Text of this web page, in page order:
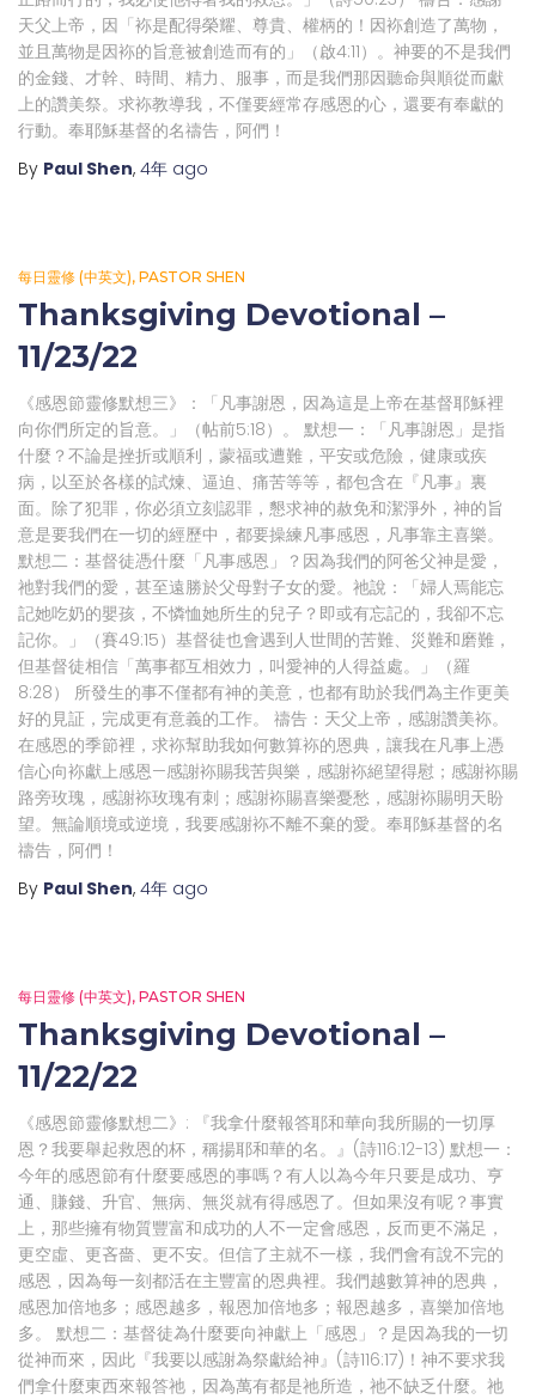
天父上帝，因「袮是配得榮耀、尊貴、權柄的！因袮創造了萬物，
並且萬物是因袮的旨意被創造而有的」（啟4:11）。神要的不是我們
的金錢、才幹、時間、精力、服事，而是我們那因聽命與順從而獻
上的讚美祭。求袮教導我，不僅要經常存感恩的心，還要有奉獻的
行動。奉耶穌基督的名禱告，阿們！
By Paul Shen, 4年 ago
每日靈修 (中英文) PASTOR SHEN
Thanksgiving Devotional –
11/23/22
《感恩節靈修默想三》：「凡事謝恩，因為這是上帝在基督耶穌裡
向你們所定的旨意。」（帖前5:18）。 默想一：「凡事謝恩」是指
什麼？不論是挫折或順利，蒙福或遭難，平安或危險，健康或疾
病，以至於各樣的試煉、逼迫、痛苦等等，都包含在『凡事』裏
面。除了犯罪，你必須立刻認罪，懇求神的赦免和潔淨外，神的旨
意是要我們在一切的經歷中，都要操練凡事感恩，凡事靠主喜樂。
默想二：基督徒憑什麼「凡事感恩」？因為我們的阿爸父神是愛，
祂對我們的愛，甚至遠勝於父母對子女的愛。祂說：「婦人焉能忘
記她吃奶的嬰孩，不憐恤她所生的兒子？即或有忘記的，我卻不忘
記你。」（賽49:15）基督徒也會遇到人世間的苦難、災難和磨難，
但基督徒相信「萬事都互相效力，叫愛神的人得益處。」（羅
8:28） 所發生的事不僅都有神的美意，也都有助於我們為主作更美
好的見証，完成更有意義的工作。 禱告：天父上帝，感謝讚美袮。
在感恩的季節裡，求袮幫助我如何數算袮的恩典，讓我在凡事上憑
信心向袮獻上感恩—感謝袮賜我苦與樂，感謝袮絕望得慰；感謝袮賜
路旁玫瑰，感謝袮玫瑰有刺；感謝袮賜喜樂憂愁，感謝袮賜明天盼
望。無論順境或逆境，我要感謝袮不離不棄的愛。奉耶穌基督的名
禱告，阿們！
By Paul Shen, 4年 ago
每日靈修 (中英文) PASTOR SHEN
Thanksgiving Devotional –
11/22/22
《感恩節靈修默想二》: 『我拿什麼報答耶和華向我所賜的一切厚
恩？我要舉起救恩的杯，稱揚耶和華的名。』(詩116:12-13) 默想一：
今年的感恩節有什麼要感恩的事嗎？有人以為今年只要是成功、亨
通、賺錢、升官、無病、無災就有得感恩了。但如果沒有呢？事實
上，那些擁有物質豐富和成功的人不一定會感恩，反而更不滿足，
更空虛、更吝嗇、更不安。但信了主就不一樣，我們會有說不完的
感恩，因為每一刻都活在主豐富的恩典裡。我們越數算神的恩典，
感恩加倍地多；感恩越多，報恩加倍地多；報恩越多，喜樂加倍地
多。 默想二：基督徒為什麼要向神獻上「感恩」？是因為我的一切
從神而來，因此『我要以感謝為祭獻給神』(詩116:17)！神不要求我
們拿什麼東西來報答祂，因為萬有都是祂所造，祂不缺乏什麼。祂